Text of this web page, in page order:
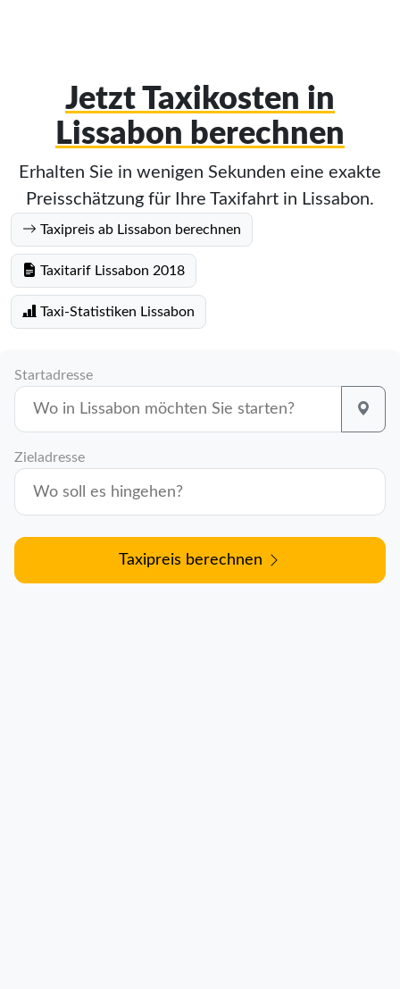
Jetzt Taxikosten in
Lissabon berechnen
Erhalten Sie in wenigen Sekunden eine exakte
Preisschätzung für Ihre Taxifahrt in Lissabon.
Taxipreis ab Lissabon berechnen
Taxitarif Lissabon 2018
Taxi-Statistiken Lissabon
Startadresse
Zieladresse
Taxipreis berechnen